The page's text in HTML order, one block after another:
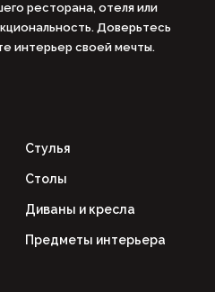
ресторана, отеля или
Доверьтесь
интерьер своей мечты.
Стулья
Столы
Диваны и кресла
Предметы интерьера